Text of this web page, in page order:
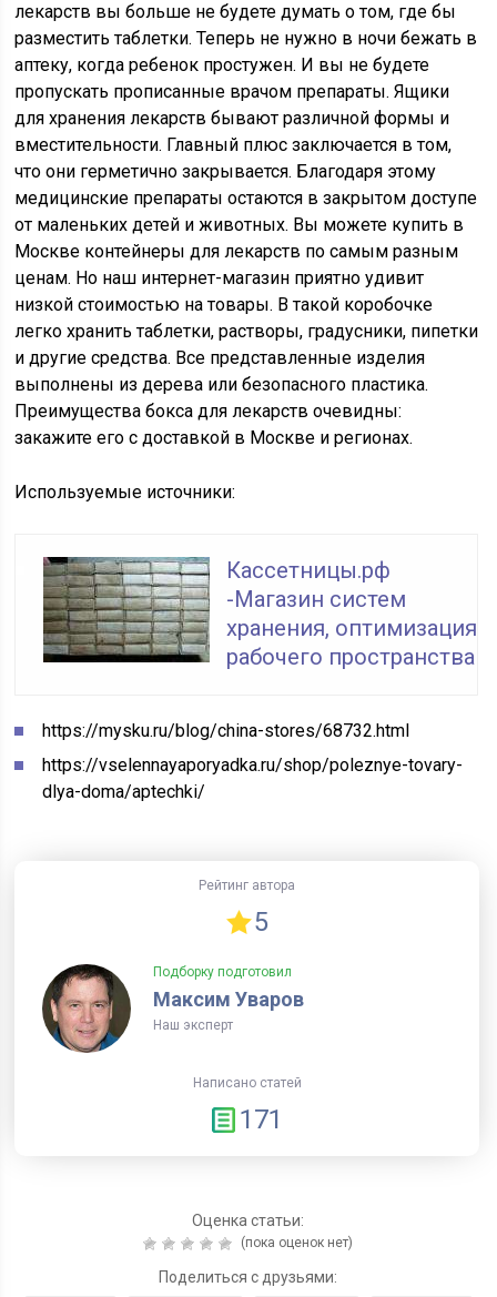
лекарств вы больше не будете думать о том, где бы
разместить таблетки. Теперь не нужно в ночи бежать в
аптеку, когда ребенок простужен. И вы не будете
пропускать прописанные врачом препараты. Ящики
для хранения лекарств бывают различной формы и
вместительности. Главный плюс заключается в том,
что они герметично закрывается. Благодаря этому
медицинские препараты остаются в закрытом доступе
от маленьких детей и животных. Вы можете купить в
Москве контейнеры для лекарств по самым разным
ценам. Но наш интернет-магазин приятно удивит
низкой стоимостью на товары. В такой коробочке
легко хранить таблетки, растворы, градусники, пипетки
и другие средства. Все представленные изделия
выполнены из дерева или безопасного пластика.
Преимущества бокса для лекарств очевидны:
закажите его с доставкой в Москве и регионах.
Используемые источники:
Кассетницы.рф
-Магазин систем
хранения, оптимизация
рабочего пространства
https://mysku.ru/blog/china-stores/68732.html
https://vselennayaporyadka.ru/shop/poleznye-tovary-
dlya-doma/aptechki/
Рейтинг автора
5
Подборку подготовил
Максим Уваров
Наш эксперт
Написано статей
171
Оценка статьи:
(пока оценок нет)
Поделиться с друзьями: